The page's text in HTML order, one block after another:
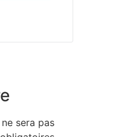
sera pas